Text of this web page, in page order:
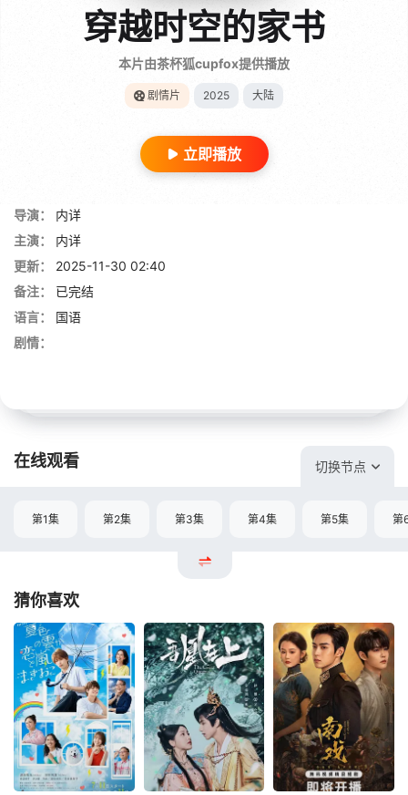
穿越时空的家书
本片由茶杯狐cupfox提供播放
剧情片 2025 大陆
立即播放
导演：
内详
主演：
内详
更新：
2025-11-30 02:40
备注：
已完结
语言：
国语
剧情：
在线观看 切换节点
第1集 第2集 第3集 第4集 第5集 第
猜你喜欢